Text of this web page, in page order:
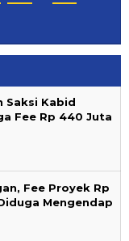
Saksi Kabid
Fee Rp 440 Juta
Fee Proyek Rp
Mengendap